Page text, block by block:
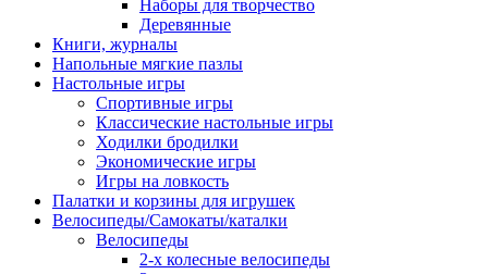
Наборы для творчество
Деревянные
Книги, журналы
Напольные мягкие пазлы
Настольные игры
Спортивные игры
Классические настольные игры
Ходилки бродилки
Экономические игры
Игры на ловкость
Палатки и корзины для игрушек
Велосипеды/Самокаты/каталки
Велосипеды
2-х колесные велосипеды